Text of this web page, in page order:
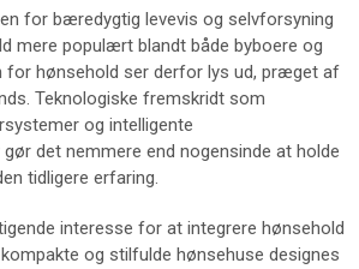
for bæredygtig levevis og selvforsyning
mere populært blandt både byboere og
for hønsehold ser derfor lys ud, præget af
Teknologiske fremskridt som
og intelligente
det nemmere end nogensinde at holde
tidligere erfaring.
interesse for at integrere hønsehold
og stilfulde hønsehuse designes